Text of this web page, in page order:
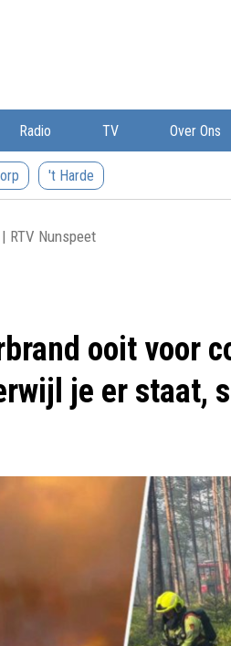
Radio TV Over Ons
't Harde
RTV Nunspeet
ooit voor
je er staat,